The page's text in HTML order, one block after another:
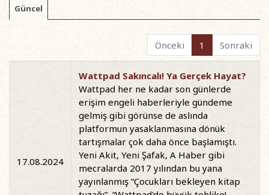
Güncel
Önceki 1 Sonraki
17.08.2024
Wattpad Sakıncalı! Ya Gerçek Hayat?
Wattpad her ne kadar son günlerde
erişim engeli haberleriyle gündeme
gelmiş gibi görünse de aslında
platformun yasaklanmasına dönük
tartışmalar çok daha önce başlamıştı.
Yeni Akit, Yeni Şafak, A Haber gibi
mecralarda 2017 yılından bu yana
yayınlanmış “Çocukları bekleyen kitap